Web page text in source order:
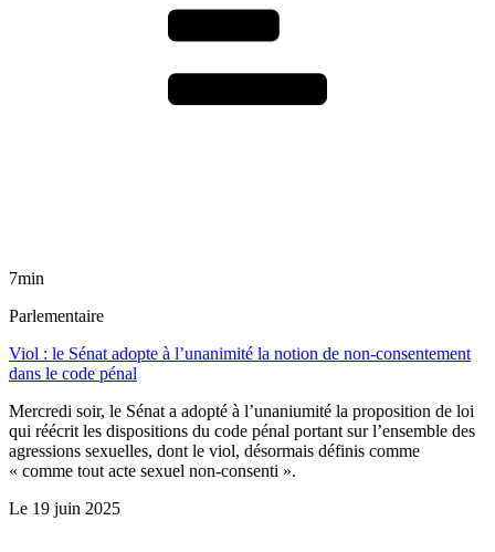
7min
Parlementaire
Viol : le Sénat adopte à l’unanimité la notion de non-consentement
dans le code pénal
Mercredi soir, le Sénat a adopté à l’unaniumité la proposition de loi
qui réécrit les dispositions du code pénal portant sur l’ensemble des
agressions sexuelles, dont le viol, désormais définis comme
« comme tout acte sexuel non-consenti ».
Le 19 juin 2025